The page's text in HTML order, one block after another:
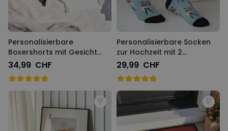
Personalisierbare
Boxershorts mit Gesicht
und Text
34,99 CHF
Personalisierbare Socken
zur Hochzeit mit 2
Gesichtern
29,99 CHF